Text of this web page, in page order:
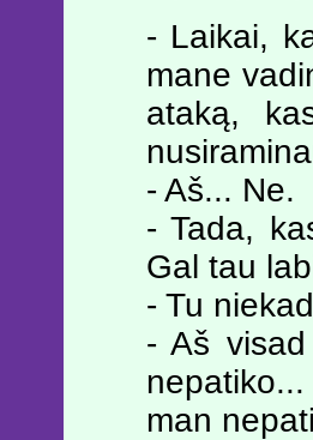
- Laikai,
mane
ataką,
- Aš... Ne.
- Tada,
Gal tau
- Tu
- Aš
man